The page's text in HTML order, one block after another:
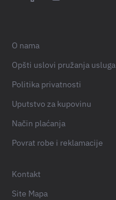
O nama
Opšti uslovi pružanja usluga
Politika privatnosti
Uputstvo za kupovinu
Način plaćanja
Povrat robe i reklamacije
Kontakt
Site Mapa